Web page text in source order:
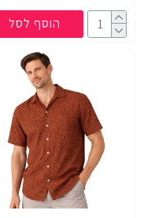
הוסף לסל